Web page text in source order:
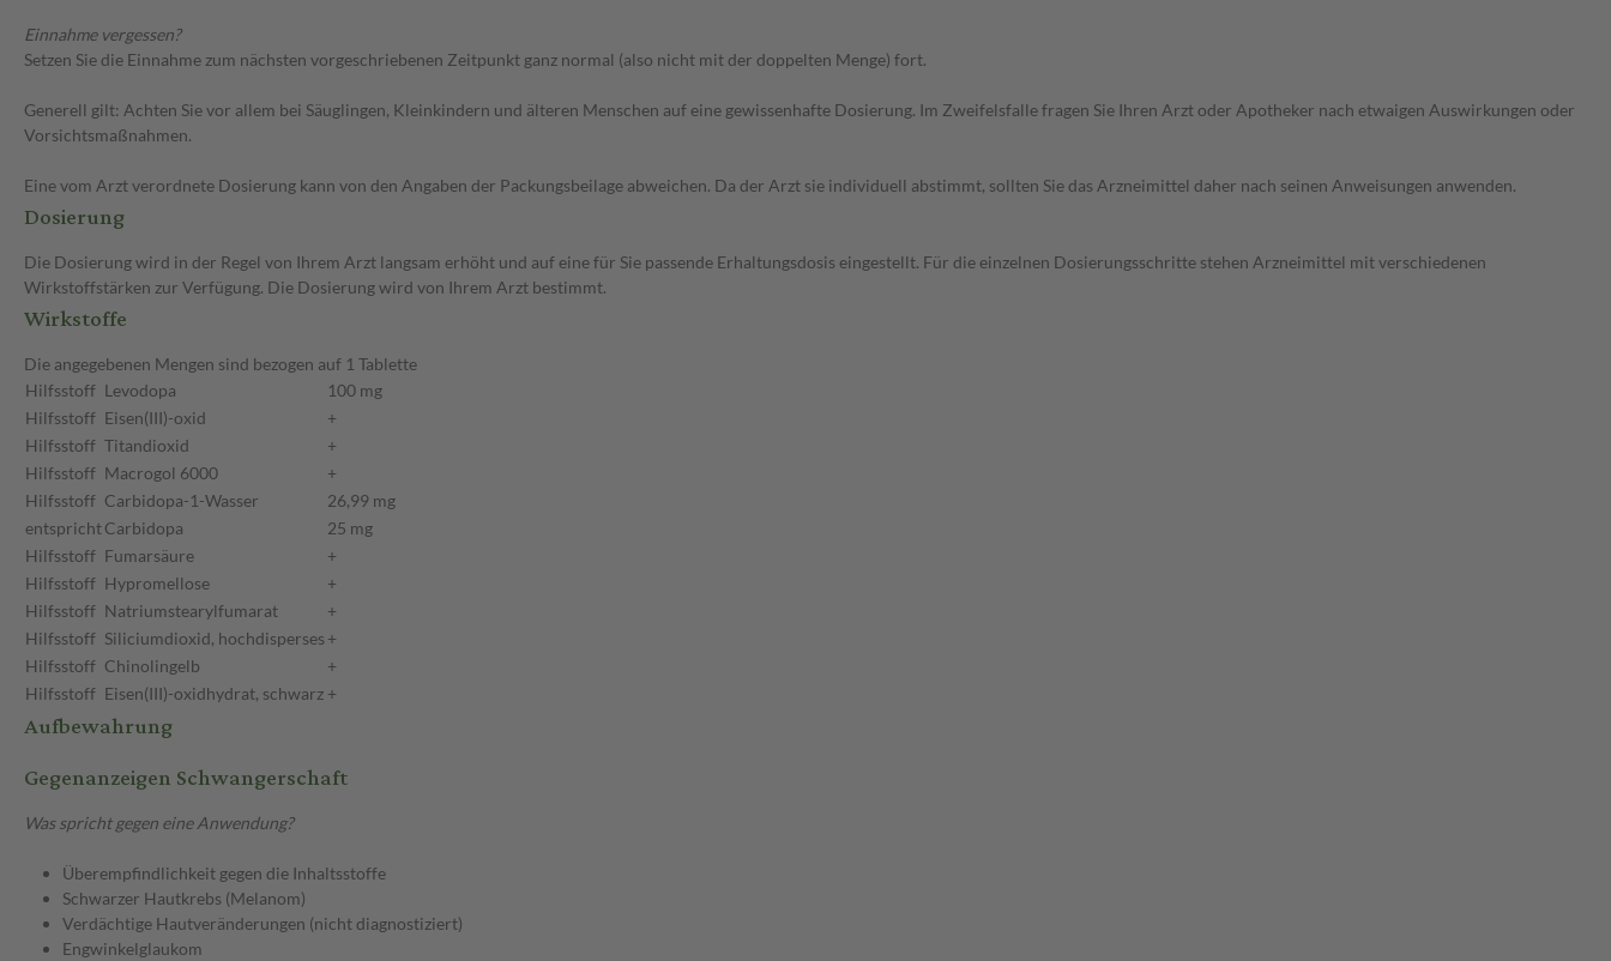
Einnahme vergessen?
Setzen Sie die Einnahme zum nächsten vorgeschriebenen Zeitpunkt ganz normal (also nicht mit der doppelten Menge) fort.
Generell gilt: Achten Sie vor allem bei Säuglingen, Kleinkindern und älteren Menschen auf eine gewissenhafte Dosierung. Im Zweifelsfalle fragen Sie Ihren Arzt oder Apotheker nach etwaigen Auswirkungen oder
Vorsichtsmaßnahmen.
Eine vom Arzt verordnete Dosierung kann von den Angaben der Packungsbeilage abweichen. Da der Arzt sie individuell abstimmt, sollten Sie das Arzneimittel daher nach seinen Anweisungen anwenden.
Dosierung
Die Dosierung wird in der Regel von Ihrem Arzt langsam erhöht und auf eine für Sie passende Erhaltungsdosis eingestellt. Für die einzelnen Dosierungsschritte stehen Arzneimittel mit verschiedenen
Wirkstoffstärken zur Verfügung. Die Dosierung wird von Ihrem Arzt bestimmt.
Wirkstoffe
Die angegebenen Mengen sind bezogen auf 1 Tablette
Hilfsstoff Levodopa
100 mg
Hilfsstoff Eisen(III)-oxid
+
Hilfsstoff Titandioxid
+
Hilfsstoff Macrogol 6000
+
Hilfsstoff Carbidopa-1-Wasser
26,99 mg
entsprichtCarbidopa
25 mg
Hilfsstoff Fumarsäure
+
Hilfsstoff Hypromellose
+
Hilfsstoff Natriumstearylfumarat
+
Hilfsstoff Siliciumdioxid, hochdisperses +
Hilfsstoff Chinolingelb
+
Hilfsstoff Eisen(III)-oxidhydrat, schwarz +
Aufbewahrung
Gegenanzeigen Schwangerschaft
Was spricht gegen eine Anwendung?
Überempfindlichkeit gegen die Inhaltsstoffe
Schwarzer Hautkrebs (Melanom)
Verdächtige Hautveränderungen (nicht diagnostiziert)
Engwinkelglaukom